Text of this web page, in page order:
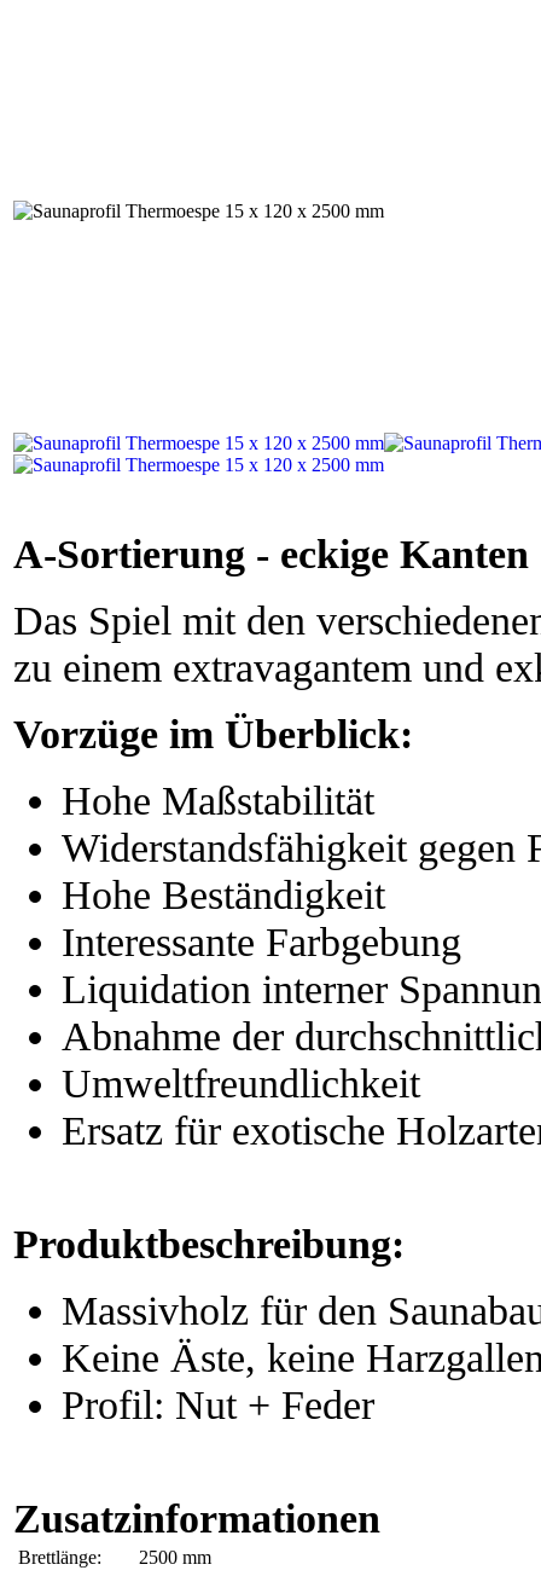
A-Sortierung - eckige Kanten
Das Spiel mit den
zu einem extravagantem und
Vorzüge im Überblick:
Hohe Maßstabilität
Widerstandsfähigkeit gegen
Hohe Beständigkeit
Interessante Farbgebung
Liquidation interner
Abnahme der
Umweltfreundlichkeit
Ersatz für exotische
Produktbeschreibung:
Massivholz für den
Keine Äste, keine
Profil: Nut + Feder
Zusatzinformationen
Brettlänge:
2500 mm